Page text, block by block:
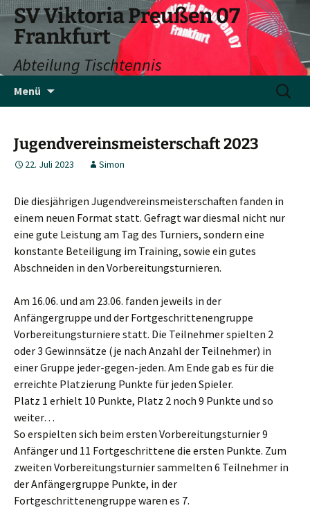
SV Viktoria Preußen 07
Frankfurt
Abteilung Tischtennis
Menü
Suchen
nach:
Jugendvereinsmeisterschaft 2023
22. Juli 2023 Simon
Die diesjährigen Jugendvereinsmeisterschaften fanden in
einem neuen Format statt. Gefragt war diesmal nicht nur
eine gute Leistung am Tag des Turniers, sondern eine
konstante Beteiligung im Training, sowie ein gutes
Abschneiden in den Vorbereitungsturnieren.
Am 16.06. und am 23.06. fanden jeweils in der
Anfängergruppe und der Fortgeschrittenengruppe
Vorbereitungsturniere statt. Die Teilnehmer spielten 2
oder 3 Gewinnsätze (je nach Anzahl der Teilnehmer) in
einer Gruppe jeder-gegen-jeden. Am Ende gab es für die
erreichte Platzierung Punkte für jeden Spieler.
Platz 1 erhielt 10 Punkte, Platz 2 noch 9 Punkte und so
weiter…
So erspielten sich beim ersten Vorbereitungsturnier 9
Anfänger und 11 Fortgeschrittene die ersten Punkte. Zum
zweiten Vorbereitungsturnier sammelten 6 Teilnehmer in
der Anfängergruppe Punkte, in der
Fortgeschrittenengruppe waren es 7.